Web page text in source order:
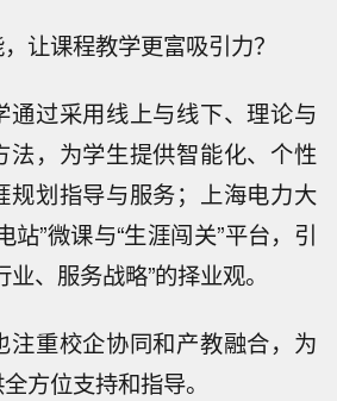
让课程教学更富吸引力？
通过采用线上与线下、理论与
法，为学生提供智能化、个性
规划指导与服务；上海电力大
站”微课与“生涯闯关”平台，引
、服务战略”的择业观。
注重校企协同和产教融合，为
方位支持和指导。